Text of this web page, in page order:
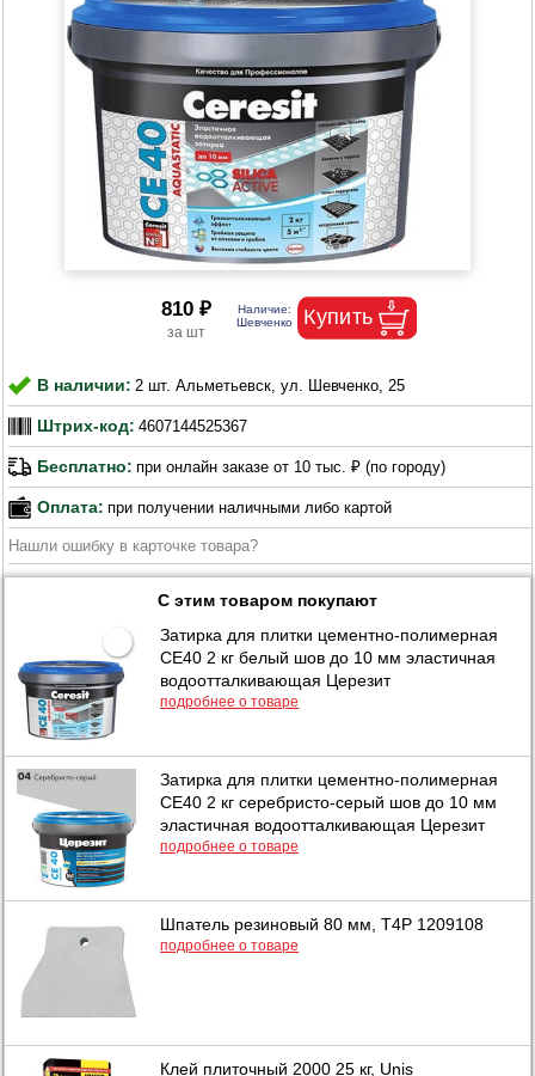
810 ₽
В наличии: 2 шт. Альметьевск, ул. Шевченко, 25
Штрих-код: 4607144525367
Бесплатно: при онлайн заказе от 10 тыс. ₽ (по городу)
Оплата: при получении наличными либо картой
Нашли ошибку в карточке товара?
С этим товаром покупают
Затирка для плитки цементно-полимерная
CE40 2 кг белый шов до 10 мм эластичная
водоотталкивающая Церезит
подробнее о товаре
Затирка для плитки цементно-полимерная
CE40 2 кг серебристо-серый шов до 10 мм
эластичная водоотталкивающая Церезит
подробнее о товаре
Шпатель резиновый 80 мм, T4P 1209108
подробнее о товаре
Клей плиточный 2000 25 кг, Unis